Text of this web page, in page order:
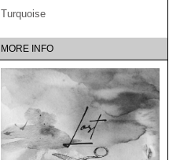
Turquoise
MORE INFO